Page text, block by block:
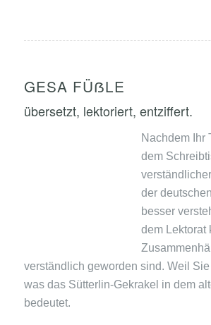
GESA FÜẞLE
übersetzt, lektoriert, entziffert.
Nachdem Ihr
dem
der
besser
dem Lektorat
verständlich geworden sind. Weil
was das Sütterlin-Gekrakel in dem
bedeutet.